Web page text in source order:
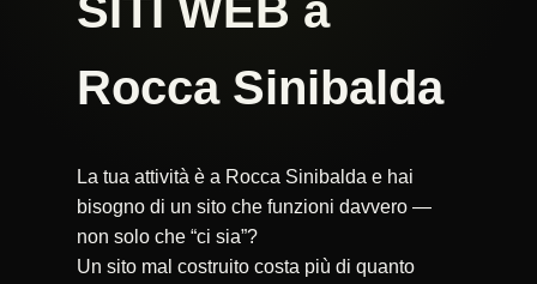
Rocca Sinibalda
La tua attività è a Rocca Sinibalda e hai
bisogno di un sito che funzioni davvero —
non solo che “ci sia”?
Un sito mal costruito costa più di quanto